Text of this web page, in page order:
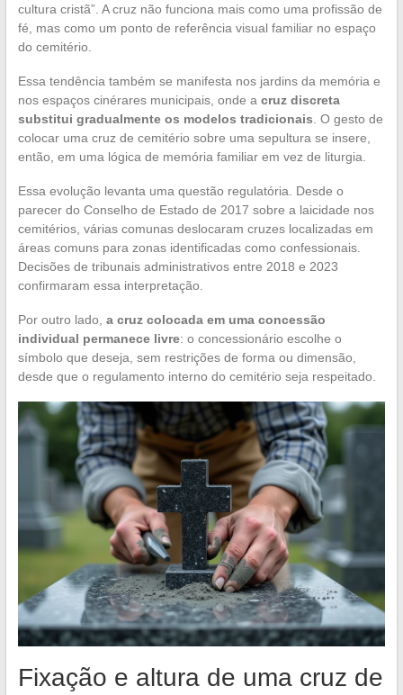
cultura cristã”. A cruz não funciona mais como uma profissão de
fé, mas como um ponto de referência visual familiar no espaço
do cemitério.
Essa tendência também se manifesta nos jardins da memória e
nos espaços cinérares municipais, onde a cruz discreta
substitui gradualmente os modelos tradicionais . O gesto de
colocar uma cruz de cemitério sobre uma sepultura se insere,
então, em uma lógica de memória familiar em vez de liturgia.
Essa evolução levanta uma questão regulatória. Desde o
parecer do Conselho de Estado de 2017 sobre a laicidade nos
cemitérios, várias comunas deslocaram cruzes localizadas em
áreas comuns para zonas identificadas como confessionais.
Decisões de tribunais administrativos entre 2018 e 2023
confirmaram essa interpretação.
Por outro lado, a cruz colocada em uma concessão
individual permanece livre: o concessionário escolhe o
símbolo que deseja, sem restrições de forma ou dimensão,
desde que o regulamento interno do cemitério seja respeitado.
Fixação e altura de uma cruz de